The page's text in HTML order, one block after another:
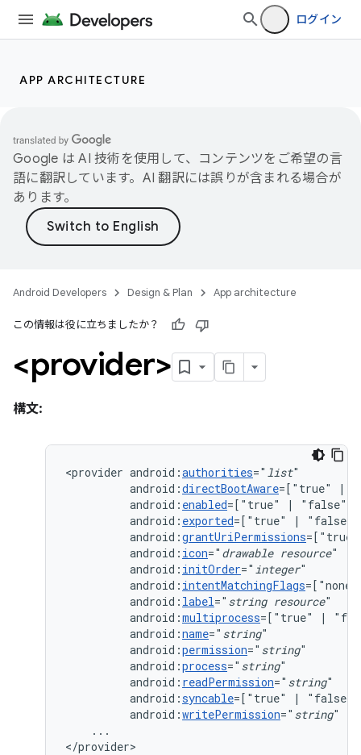
ログイン
APP ARCHITECTURE
Google は AI 技術を使用して、コンテンツをご希望の言
語に翻訳しています。AI 翻訳には誤りが含まれる場合が
あります。
Android Developers Design & Plan App architecture
この情報は役に立ちましたか？
<provider>
構文:
<provider android:authorities=" list
android:directBootAware=["true"
|
android: enabled=["true" |
android: exported=["true" |
android:grantUriPermissions=["true"
android: icon=" drawable resource
android: initOrder=" integer
android: intentMatchingFlags=["none"
android: label=" string resource
android:multiprocess=["true"
|
android:name=" string
android:permission=" string
android:process=" string
android: readPermission=" string
android:syncable=["true" |
android:writePermission=" string"
...
</provider>